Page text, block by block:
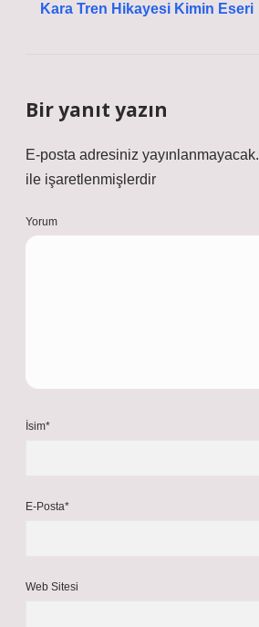
Kara Tren Hikayesi Kimin Eseri
Bir yanıt yazın
E-posta adresiniz yayınlanmayacak.
ile işaretlenmişlerdir
Yorum
İsim*
E-Posta*
Web Sitesi